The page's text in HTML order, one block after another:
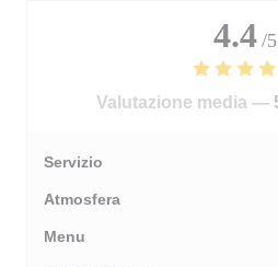
4.4 /5
Valutazione media —
Servizio
Atmosfera
Menu